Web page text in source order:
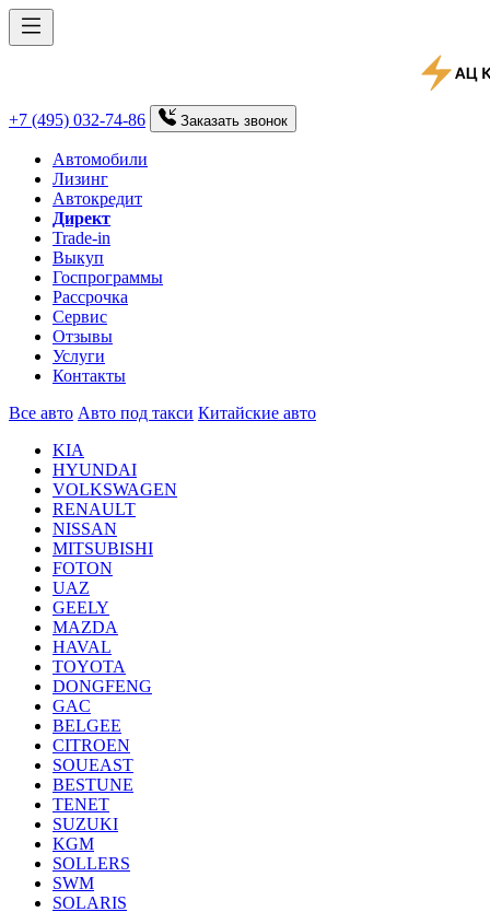
+7 (495) 032-74-86 Заказать звонок
Автомобили
Лизинг
Автокредит
Директ
Trade-in
Выкуп
Госпрограммы
Рассрочка
Сервис
Отзывы
Услуги
Контакты
Все авто Авто под такси Китайские авто
KIA
HYUNDAI
VOLKSWAGEN
RENAULT
NISSAN
MITSUBISHI
FOTON
UAZ
GEELY
MAZDA
HAVAL
TOYOTA
DONGFENG
GAC
BELGEE
CITROEN
SOUEAST
BESTUNE
TENET
SUZUKI
KGM
SOLLERS
SWM
SOLARIS